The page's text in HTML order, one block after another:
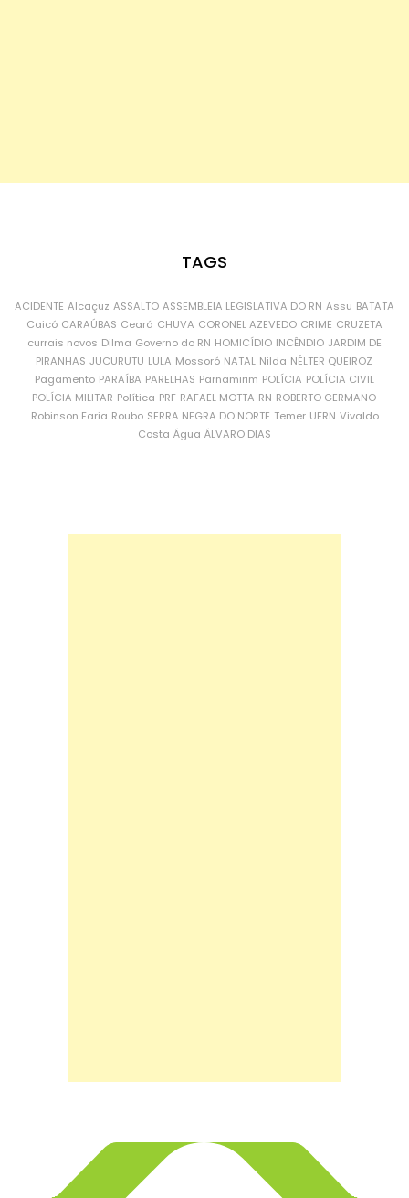
TAGS
ACIDENTE Alcaçuz ASSALTO ASSEMBLEIA LEGISLATIVA DO RN Assu BATATA
Caicó CARAÚBAS Ceará CHUVA CORONEL AZEVEDO CRIME CRUZETA
currais novos Dilma Governo do RN HOMICÍDIO INCÊNDIO JARDIM DE
PIRANHAS JUCURUTU LULA Mossoró NATAL Nilda NÉLTER QUEIROZ
Pagamento PARAÍBA PARELHAS Parnamirim POLÍCIA POLÍCIA CIVIL
POLÍCIA MILITAR Política PRF RAFAEL MOTTA RN ROBERTO GERMANO
Robinson Faria Roubo SERRA NEGRA DO NORTE Temer UFRN Vivaldo
Costa Água ÁLVARO DIAS